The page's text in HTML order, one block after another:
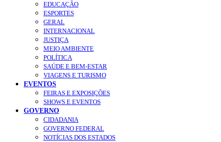
EDUCAÇÃO
ESPORTES
GERAL
INTERNACIONAL
JUSTIÇA
MEIO AMBIENTE
POLÍTICA
SAÚDE E BEM-ESTAR
VIAGENS E TURISMO
EVENTOS
FEIRAS E EXPOSIÇÕES
SHOWS E EVENTOS
GOVERNO
CIDADANIA
GOVERNO FEDERAL
NOTÍCIAS DOS ESTADOS